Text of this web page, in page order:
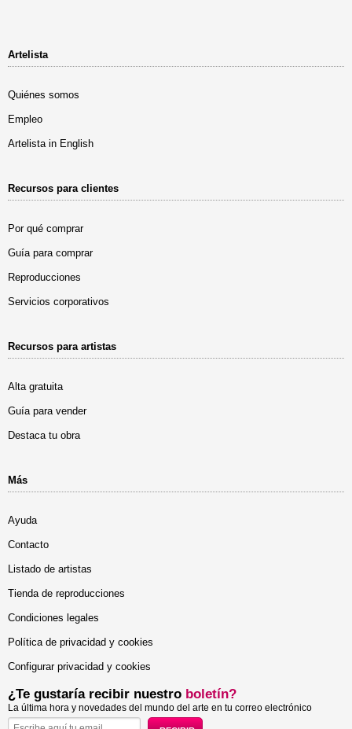
Artelista
Quiénes somos
Empleo
Artelista in English
Recursos para clientes
Por qué comprar
Guía para comprar
Reproducciones
Servicios corporativos
Recursos para artistas
Alta gratuita
Guía para vender
Destaca tu obra
Más
Ayuda
Contacto
Listado de artistas
Tienda de reproducciones
Condiciones legales
Política de privacidad y cookies
Configurar privacidad y cookies
¿Te gustaría recibir nuestro boletín?
La última hora y novedades del mundo del arte en tu correo electrónico